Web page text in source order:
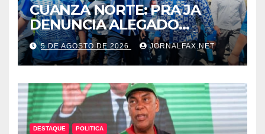
CUANZA NORTE: PRA JA
DENUNCIA ALEGADO
ESQUEMA DE INTOLERÂNCIA
POLÍTICA ORQUESTRADO
PELO 1º SECRETÁRIO DO
MPLA JOÃO DIOGO GASPAR
5 DE AGOSTO DE 2026 JORNALFAX.NET
DESTAQUE POLITICA